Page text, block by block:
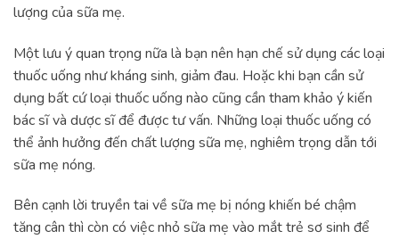
lượng của sữa mẹ.
Một lưu ý quan trọng nữa là bạn nên hạn chế sử dụng các loại
thuốc uống như kháng sinh, giảm đau. Hoặc khi bạn cần sử
dụng bất cứ loại thuốc uống nào cũng cần tham khảo ý kiến
bác sĩ và dược sĩ để được tư vấn. Những loại thuốc uống có
thể ảnh hưởng đến chất lượng sữa mẹ, nghiêm trọng dẫn tới
sữa mẹ nóng.
Bên cạnh lời truyền tai về sữa mẹ bị nóng khiến bé chậm
tăng cân thì còn có việc nhỏ sữa mẹ vào mắt trẻ sơ sinh để